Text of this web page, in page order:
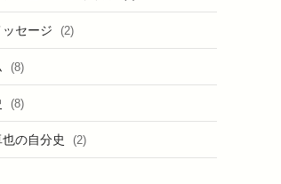
セージ (2)
(8)
(8)
の自分史 (2)